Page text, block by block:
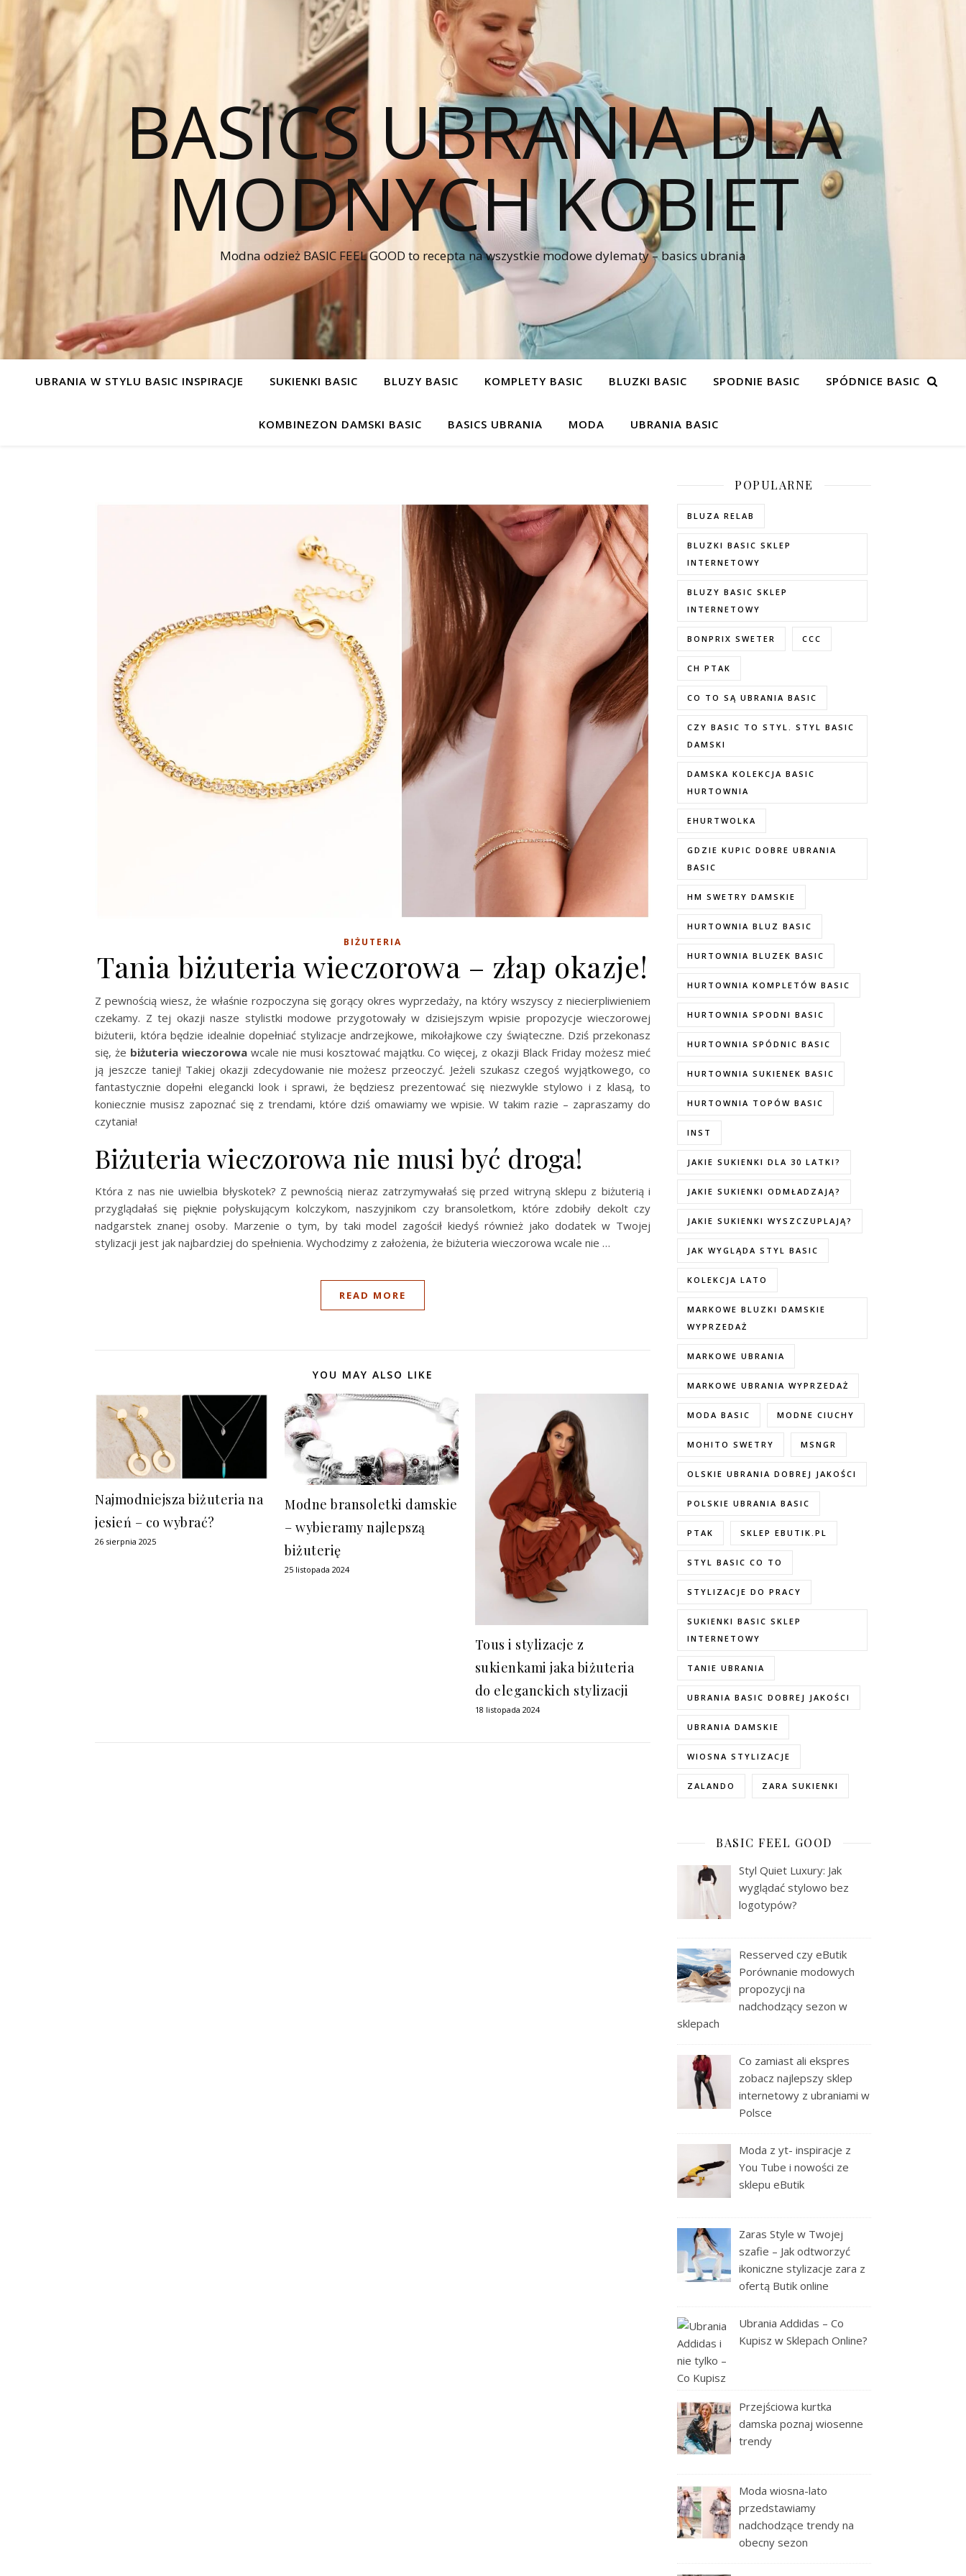
BASICS UBRANIA DLA
MODNYCH KOBIET
Modna odzież BASIC FEEL GOOD to recepta na wszystkie modowe dylematy – basics ubrania
UBRANIA W STYLU BASIC INSPIRACJE SUKIENKI BASIC BLUZY BASIC KOMPLETY BASIC BLUZKI BASIC SPODNIE BASIC SPÓDNICE BASIC
KOMBINEZON DAMSKI BASIC BASICS UBRANIA MODA UBRANIA BASIC
BIŻUTERIA
Tania biżuteria wieczorowa – złap okazje!
Z pewnością wiesz, że właśnie rozpoczyna się gorący okres wyprzedaży, na który wszyscy z niecierpliwieniem
czekamy. Z tej okazji nasze stylistki modowe przygotowały w dzisiejszym wpisie propozycje wieczorowej
biżuterii, która będzie idealnie dopełniać stylizacje andrzejkowe, mikołajkowe czy świąteczne. Dziś przekonasz
się, że biżuteria wieczorowa wcale nie musi kosztować majątku. Co więcej, z okazji Black Friday możesz mieć
ją jeszcze taniej! Takiej okazji zdecydowanie nie możesz przeoczyć. Jeżeli szukasz czegoś wyjątkowego, co
fantastycznie dopełni elegancki look i sprawi, że będziesz prezentować się niezwykle stylowo i z klasą, to
koniecznie musisz zapoznać się z trendami, które dziś omawiamy we wpisie. W takim razie – zapraszamy do
czytania!
Biżuteria wieczorowa nie musi być droga!
Która z nas nie uwielbia błyskotek? Z pewnością nieraz zatrzymywałaś się przed witryną sklepu z biżuterią i
przyglądałaś się pięknie połyskującym kolczykom, naszyjnikom czy bransoletkom, które zdobiły dekolt czy
nadgarstek znanej osoby. Marzenie o tym, by taki model zagościł kiedyś również jako dodatek w Twojej
stylizacji jest jak najbardziej do spełnienia. Wychodzimy z założenia, że biżuteria wieczorowa wcale nie …
READ MORE
YOU MAY ALSO LIKE
Najmodniejsza biżuteria na
jesień – co wybrać?
26 sierpnia 2025
Modne bransoletki damskie
– wybieramy najlepszą
biżuterię
25 listopada 2024
Tous i stylizacje z
sukienkami jaka biżuteria
do eleganckich stylizacji
18 listopada 2024
POPULARNE
BLUZA RELAB
BLUZKI BASIC SKLEP
INTERNETOWY
BLUZY BASIC SKLEP
INTERNETOWY
BONPRIX SWETER CCC
CH PTAK
CO TO SĄ UBRANIA BASIC
CZY BASIC TO STYL. STYL BASIC
DAMSKI
DAMSKA KOLEKCJA BASIC
HURTOWNIA
EHURTWOLKA
GDZIE KUPIC DOBRE UBRANIA
BASIC
HM SWETRY DAMSKIE
HURTOWNIA BLUZ BASIC
HURTOWNIA BLUZEK BASIC
HURTOWNIA KOMPLETÓW BASIC
HURTOWNIA SPODNI BASIC
HURTOWNIA SPÓDNIC BASIC
HURTOWNIA SUKIENEK BASIC
HURTOWNIA TOPÓW BASIC
INST
JAKIE SUKIENKI DLA 30 LATKI?
JAKIE SUKIENKI ODMŁADZAJĄ?
JAKIE SUKIENKI WYSZCZUPLAJĄ?
JAK WYGLĄDA STYL BASIC
KOLEKCJA LATO
MARKOWE BLUZKI DAMSKIE
WYPRZEDAŻ
MARKOWE UBRANIA
MARKOWE UBRANIA WYPRZEDAŻ
MODA BASIC MODNE CIUCHY
MOHITO SWETRY MSNGR
OLSKIE UBRANIA DOBREJ JAKOŚCI
POLSKIE UBRANIA BASIC
PTAK SKLEP EBUTIK.PL
STYL BASIC CO TO
STYLIZACJE DO PRACY
SUKIENKI BASIC SKLEP
INTERNETOWY
TANIE UBRANIA
UBRANIA BASIC DOBREJ JAKOŚCI
UBRANIA DAMSKIE
WIOSNA STYLIZACJE
ZALANDO ZARA SUKIENKI
BASIC FEEL GOOD
Styl Quiet Luxury: Jak
wyglądać stylowo bez
logotypów?
Resserved czy eButik
Porównanie modowych
propozycji na
nadchodzący sezon w
sklepach
Co zamiast ali ekspres
zobacz najlepszy sklep
internetowy z ubraniami w
Polsce
Moda z yt- inspiracje z
You Tube i nowości ze
sklepu eButik
Zaras Style w Twojej
szafie – Jak odtworzyć
ikoniczne stylizacje zara z
ofertą Butik online
Ubrania Addidas – Co
Kupisz w Sklepach Online?
Przejściowa kurtka
damska poznaj wiosenne
trendy
Moda wiosna-lato
przedstawiamy
nadchodzące trendy na
obecny sezon